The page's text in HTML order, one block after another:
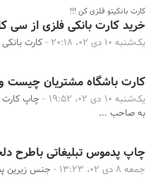
کارت بانکیتو فلزی کن !!!
خرید کارت بانکی فلزی از سی
یک‌شنبه 10 دی 02، 20:18 - کارت
کارت باشگاه مشتریان
یک‌شنبه 10 دی 02، 19:52 -
چاپ کارت
به صاحب ...
چاپ پدموس تبلیغاتی باطرح
جمعه 8 دی 02، 13:23 - جنس زیرین